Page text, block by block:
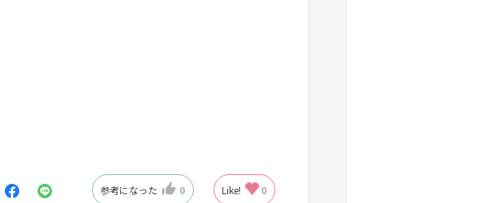
参考になった 0 Like! 0